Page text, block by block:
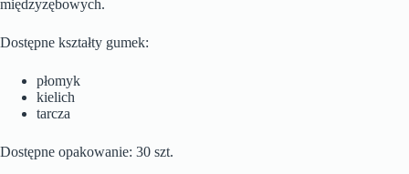
międzyzębowych.
Dostępne kształty gumek:
płomyk
kielich
tarcza
Dostępne opakowanie: 30 szt.